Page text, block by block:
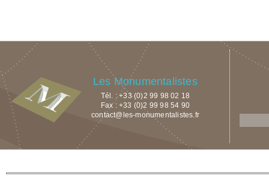
Les Monumentalistes
Tél. : +33 (0)2 99 98 02 18
Fax : +33 (0)2 99 98 54 90
contact@les-monumentalistes.fr